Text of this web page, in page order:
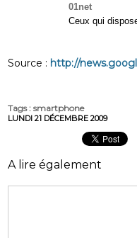
01net
Ceux qui
Source : http://
Tags: smartphone
LUNDI 21 DÉCEMBRE 2009
A lire également